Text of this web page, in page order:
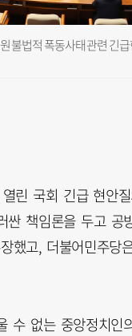
불법적 폭동사태 관련 긴
린 국회 긴급 현안
책임론을 두고 공
고, 더불어민주당
수 없는 중앙정치